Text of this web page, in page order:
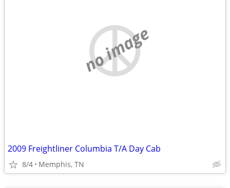
no image
2009 Freightliner Columbia T/A Day Cab
8/4 Memphis, TN